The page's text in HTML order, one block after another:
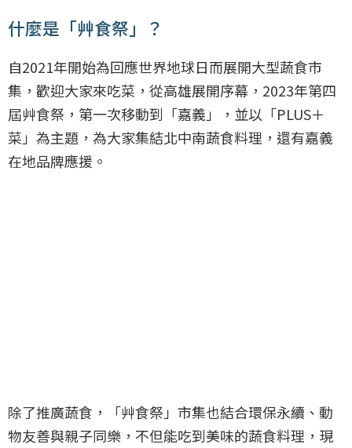
什麼是「艸食祭」？
自2021年開始為回應世界地球日而展開大型蔬食市
集，歡迎大家來吃菜，從高雄展開序幕，2023年第四
屆艸食祭，第一次移動到「嘉義」，並以「PLUS＋
菜」為主題，為大家集結北中南蔬食料理，還有嘉義
在地品牌應援。
除了推廣蔬食，「艸食祭」市集也結合環保永續、動
物友善與親子同樂，不但能吃到美味的蔬食料理，現